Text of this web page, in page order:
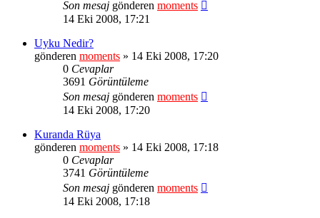
Son mesaj gönderen moments
14 Eki 2008, 17:21
Uyku Nedir?
gönderen moments » 14 Eki 2008, 17:20
0 Cevaplar
3691 Görüntüleme
Son mesaj gönderen moments
14 Eki 2008, 17:20
Kuranda Rüya
gönderen moments » 14 Eki 2008, 17:18
0 Cevaplar
3741 Görüntüleme
Son mesaj gönderen moments
14 Eki 2008, 17:18